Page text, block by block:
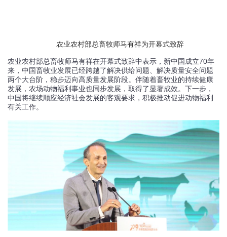
农业农村部总畜牧师马有祥为开幕式致辞
农业农村部总畜牧师马有祥在开幕式致辞中表示，新中国成立70年
来，中国畜牧业发展已经跨越了解决供给问题、解决质量安全问题
两个大台阶，稳步迈向高质量发展阶段。伴随着畜牧业的持续健康
发展，农场动物福利事业也同步发展，取得了显著成效。下一步，
中国将继续顺应经济社会发展的客观要求，积极推动促进动物福利
有关工作。